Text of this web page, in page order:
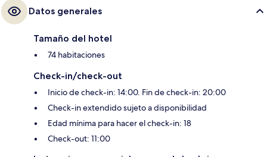
Datos generales
Tamaño del hotel
74 habitaciones
Check-in/check-out
Inicio de check-in: 14:00. Fin de check-in: 20:00
Check-in extendido sujeto a disponibilidad
Edad mínima para hacer el check-in: 18
Check-out: 11:00